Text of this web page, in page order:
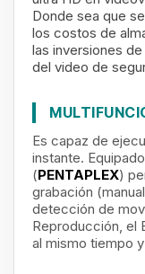
Donde sea que
los costos de
las inversiones
del video de
Es capaz de
instante.
(PENTAPLEX)
grabación
detección de
Reproducción, el
al mismo tiempo